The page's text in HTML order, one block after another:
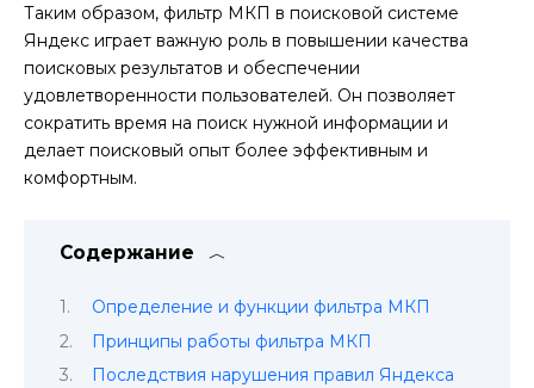
Таким образом, фильтр МКП в поисковой системе
Яндекс играет важную роль в повышении качества
поисковых результатов и обеспечении
удовлетворенности пользователей. Он позволяет
сократить время на поиск нужной информации и
делает поисковый опыт более эффективным и
комфортным.
Содержание
Определение и функции фильтра МКП
Принципы работы фильтра МКП
Последствия нарушения правил Яндекса